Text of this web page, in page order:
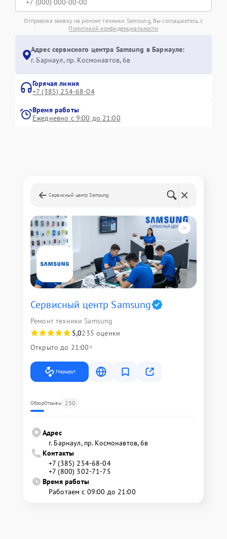
Отправляя заявку на ремонт техники Samsung, Вы соглашаетесь с
Политикой конфиденциальности
Адрес сервисного центра Samsung в Барнауле:
г. Барнаул, ​пр. Космонавтов, 6в
Горячая линия
+7 (385) 254-68-04
Время работы
Ежедневно с 9:00 до 21:00
Сервисный центр Samsung
Сервисный центр Samsung
Ремонт техники Samsung
5,0235 оценки
Открыто до 21:00
Маршрут
ОбзорОтзывы 230
Адрес
г. Барнаул, ​пр. Космонавтов, 6в
Контакты
+7 (385) 254-68-04
+7 (800) 302-71-75
Время работы
Работаем с 09:00 до 21:00